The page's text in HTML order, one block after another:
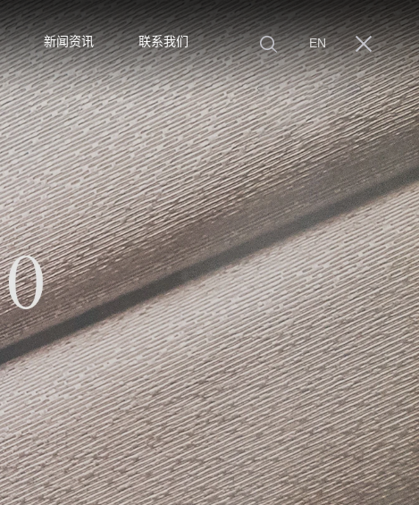
EN
新闻资讯 联系我们